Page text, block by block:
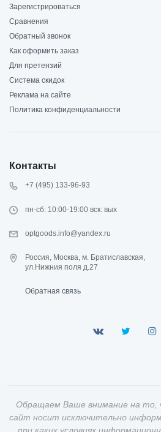
Зарегистрироваться
Сравнения
Обратный звонок
Как оформить заказ
Для претензий
Система скидок
Реклама на сайте
Политика конфиденциальности
Контакты
+7 (495) 133-96-93
пн-сб: 10:00-19:00 вск: вых
optgoods.info@yandex.ru
Россия, Москва, м. Братиславская,
ул.Нижния поля д.27
Обратная связь
Обращаем Ваше внимание на
сайт носит исключительно